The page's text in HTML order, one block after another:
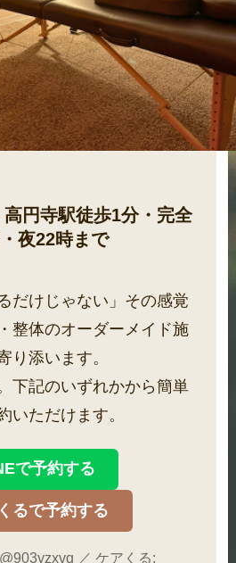
円寺駅徒歩1分・完全
夜22時まで
だけじゃない」その感覚
整体のオーダーメイド施
り添います。
下記のいずれかから簡単
いただけます。
で予約する
るで予約する
／ ケアくる: